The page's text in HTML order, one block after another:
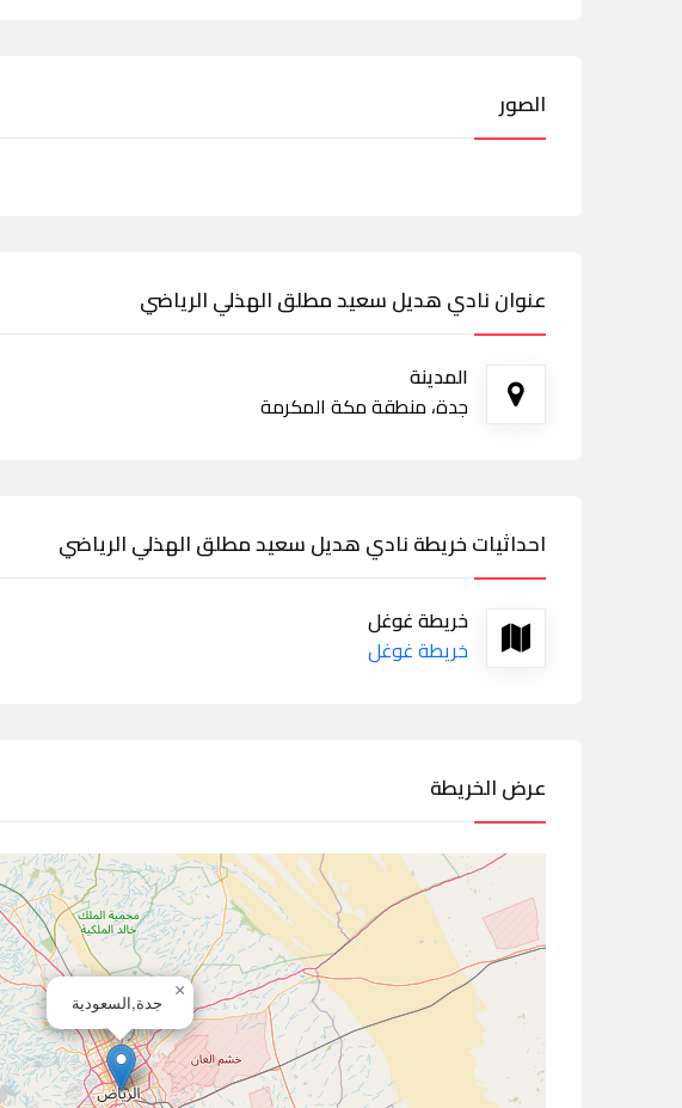
الصور
عنوان نادي هديل سعيد مطلق الهذلي الرياضي
المدينة
جدة، منطقة مكة المكرمة
احداثيات خريطة نادي هديل سعيد مطلق الهذلي الرياضي
خريطة غوغل
خريطة غوغل
عرض الخريطة
جدة,السعودية
×